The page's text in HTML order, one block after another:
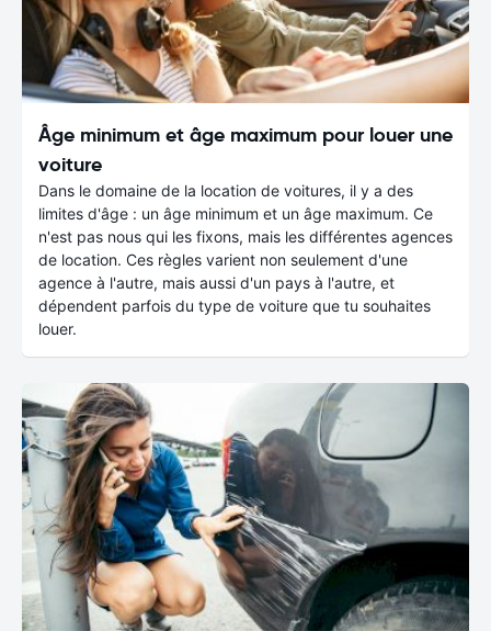
Âge minimum et âge maximum pour louer une
voiture
Dans le domaine de la location de voitures, il y a des
limites d'âge : un âge minimum et un âge maximum. Ce
n'est pas nous qui les fixons, mais les différentes agences
de location. Ces règles varient non seulement d'une
agence à l'autre, mais aussi d'un pays à l'autre, et
dépendent parfois du type de voiture que tu souhaites
louer.